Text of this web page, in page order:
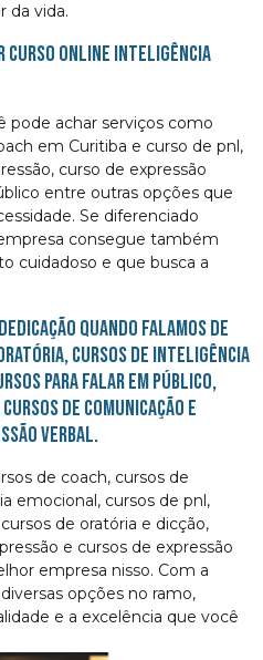
da vida.
curso online inteligência
pode achar serviços como
em Curitiba e curso de pnl,
curso de expressão
entre outras opções que
Se diferenciado
consegue também
cuidadoso e que busca a
quando falamos de
cursos de inteligência
para falar em público,
de comunicação e
verbal.
de coach, cursos de
emocional, cursos de pnl,
de oratória e dicção,
e cursos de expressão
empresa nisso. Com a
opções no ramo,
e a excelência que você